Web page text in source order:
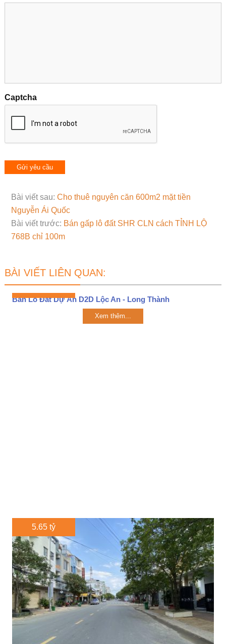
Captcha
Bài viết sau: Cho thuê nguyên căn 600m2 mặt tiền
Nguyễn Ái Quốc
Bài viết trước: Bán gấp lô đất SHR CLN cách TỈNH LỘ
768B chỉ 100m
BÀI VIẾT LIÊN QUAN:
Bán Lô Đất Dự Án D2D Lộc An - Long Thành
Xem thêm...
5.65 tỷ